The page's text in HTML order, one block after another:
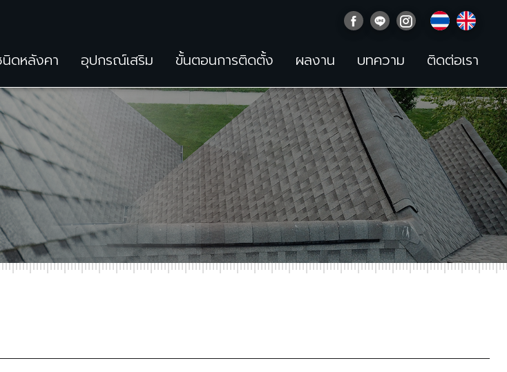
ดหลังคา อุปกรณ์เสริม ขั้นตอนการติดตั้ง ผลงาน บทความ ติดต่อเรา